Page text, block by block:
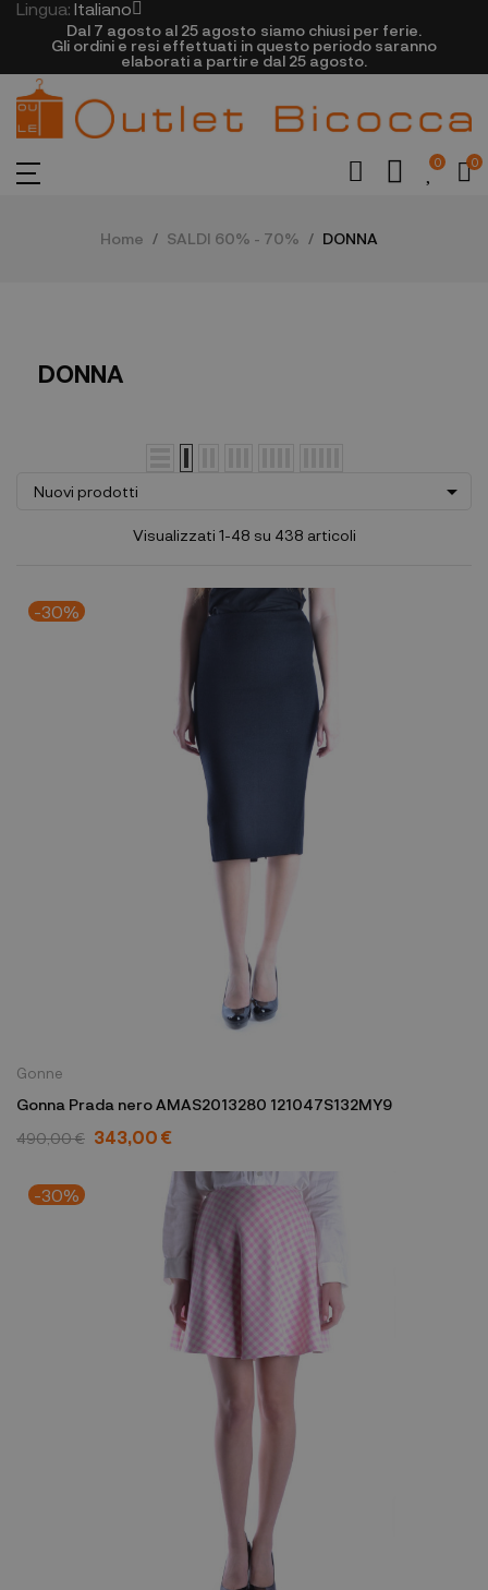
Lingua: Italiano
Dal 7 agosto al 25 agosto siamo chiusi per ferie.
Gli ordini e resi effettuati in questo periodo saranno
elaborati a partire dal 25 agosto.
0 0
Home SALDI 60% - 70% DONNA
DONNA
Nuovi prodotti 
Visualizzati 1-48 su 438 articoli
-30%
Gonne
Gonna Prada nero AMAS2013280 121047S132MY9
490,00 € 343,00 €
-30%